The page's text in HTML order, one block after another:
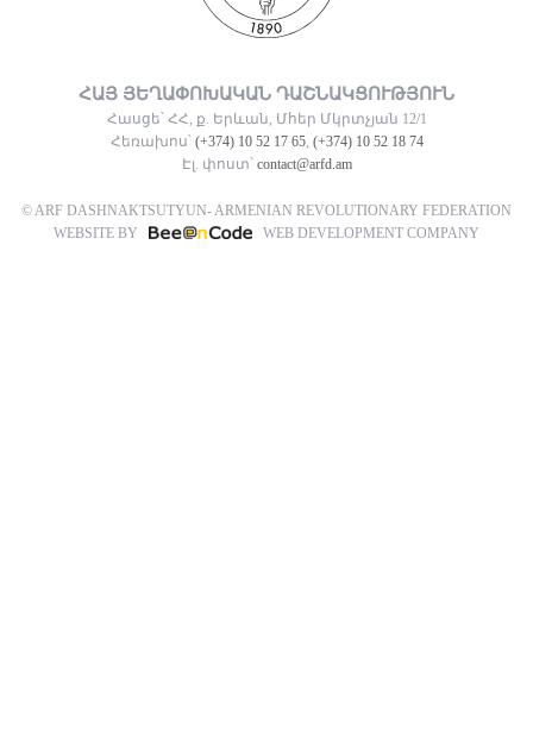
ՀԱՅ ՅԵՂԱՓՈԽԱԿԱՆ ԴԱՇՆԱԿՑՈՒԹՅՈՒՆ
Հասցե՝ ՀՀ, ք. Երևան, Մհեր Մկրտչյան 12/1
Հեռախոս՝ (+374) 10 52 17 65, (+374) 10 52 18 74
Էլ. փոստ՝ contact@arfd.am
© ARF DASHNAKTSUTYUN- ARMENIAN REVOLUTIONARY FEDERATION
WEBSITE BY
WEB DEVELOPMENT COMPANY